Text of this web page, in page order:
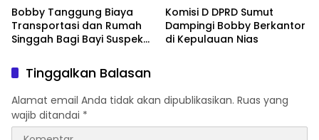
Bobby Tanggung Biaya
Transportasi dan Rumah
Singgah Bagi Bayi Suspek
ke Medan
Komisi D DPRD Sumut
Dampingi Bobby Berkantor
di Kepulauan Nias
Tinggalkan Balasan
Alamat email Anda tidak akan dipublikasikan. Ruas yang
wajib ditandai *